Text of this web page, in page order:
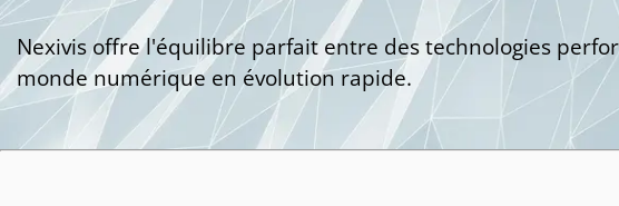
Nexivis offre l'équilibre parfait entre des technologies
monde numérique en évolution rapide.